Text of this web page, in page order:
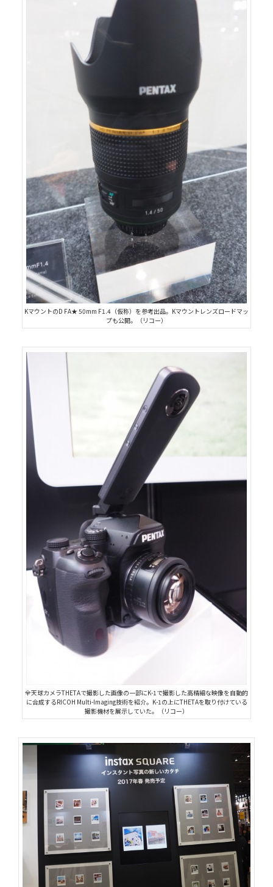
KマウントのD FA★ 50mm F1.4（仮称）を参考出品。Kマウントレンズロードマッ
プも公開。（リコー）
全天球カメラTHETAで撮影した画像の一部にK-1で撮影した高精細な映像を自動的
に合成するRICOH Multi-Imaging技術を紹介。K-1の上にTHETAを取り付けている
撮影機材を展示していた。（リコー）